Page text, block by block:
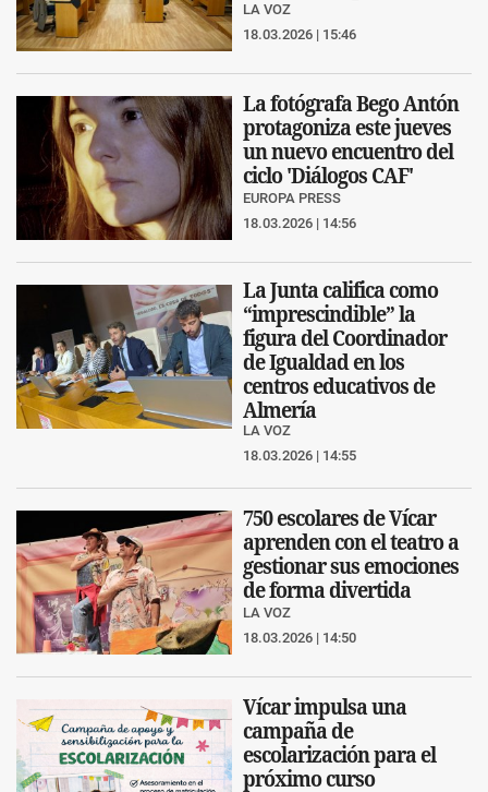
LA VOZ
18.03.2026 | 15:46
La fotógrafa Bego Antón
protagoniza este jueves
un nuevo encuentro del
ciclo 'Diálogos CAF'
EUROPA PRESS
18.03.2026 | 14:56
La Junta califica como
“imprescindible” la
figura del Coordinador
de Igualdad en los
centros educativos de
Almería
LA VOZ
18.03.2026 | 14:55
750 escolares de Vícar
aprenden con el teatro a
gestionar sus emociones
de forma divertida
LA VOZ
18.03.2026 | 14:50
Vícar impulsa una
campaña de
escolarización para el
próximo curso